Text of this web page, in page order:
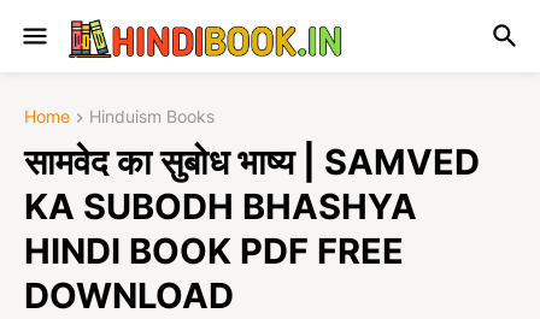
Home Hinduism Books
सामवेद का सुबोध भाष्य | SAMVED
KA SUBODH BHASHYA
HINDI BOOK PDF FREE
DOWNLOAD